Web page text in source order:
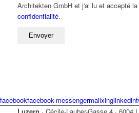
Architekten GmbH et j'ai lu et accepté la
confidentialité.
facebookfacebook-messengermailxinglinkedin